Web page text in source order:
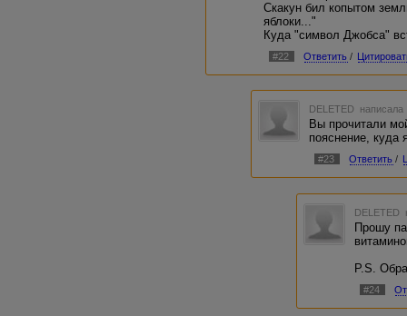
Скакун бил копытом
яблоки..."
Куда "символ Джобса"
#22 Ответить /
DELETED
Вы прочитали
пояснение, куда
#23 Ответить /
DELETED
Прошу
P.S.
#24